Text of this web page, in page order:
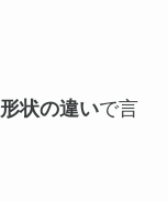
形状の違いで言